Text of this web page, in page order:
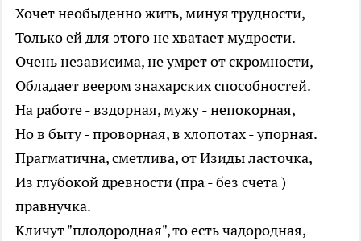
Хочет необыденно жить, минуя трудности,
Только ей для этого не хватает мудрости.
Очень независима, не умрет от скромности,
Обладает веером знахарских способностей.
На работе - вздорная, мужу - непокорная,
Но в быту - проворная, в хлопотах - упорная.
Прагматична, сметлива, от Изиды ласточка,
Из глубокой древности (пра - без счета )
правнучка.
Кличут "плодородная", то есть чадородная,